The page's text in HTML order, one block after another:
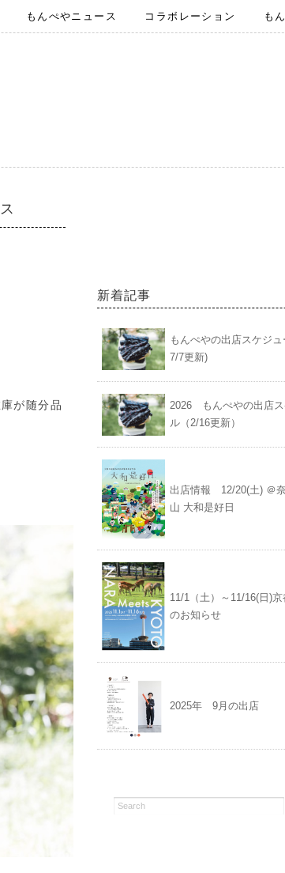
もんぺやニュース コラボレーション も
が随分品
新着記事
もんぺやの出店スケジュ
7/7更新)
2026 もんぺやの出店ス
ル（2/16更新）
出店情報 12/20(土) ＠
山 大和是好日
11/1（土）～11/16(日)
のお知らせ
2025年 9月の出店